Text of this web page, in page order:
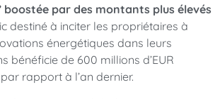
boostée par des montants plus élevés
destiné à inciter les propriétaires à
énergétiques dans leurs
bénéficie de 600 millions d’EUR
rapport à l’an dernier.